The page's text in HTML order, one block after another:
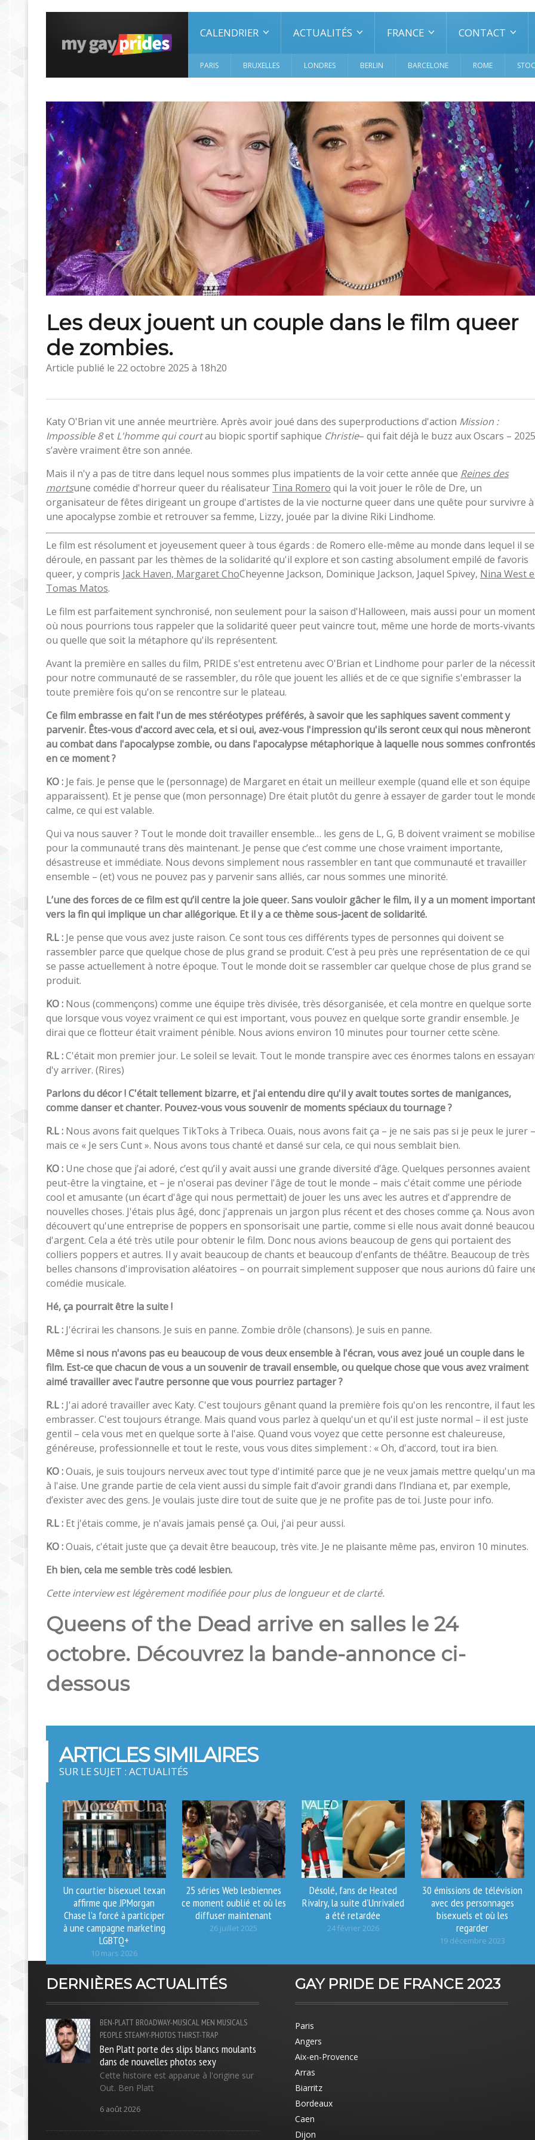
CALENDRIER ACTUALITÉS FRANCE CONTACT
PARIS BRUXELLES LONDRES BERLIN BARCELONE ROME
Les deux jouent un couple dans le film queer
de zombies.
Article publié le 22 octobre 2025 à 18h20
Katy O'Brian vit une année meurtrière. Après avoir joué dans des superproductions d'action Mission :
Impossible 8et L'homme qui courtau biopic sportif saphique Christie– qui fait déjà le buzz aux Oscars – 2025
s’avère vraiment être son année.
Mais il n'y a pas de titre dans lequel nous sommes plus impatients de la voir cette année que Reines des
mortsune comédie d'horreur queer du réalisateur Tina Romero qui la voit jouer le rôle de Dre, un
organisateur de fêtes dirigeant un groupe d'artistes de la vie nocturne queer dans une quête pour survivre à
une apocalypse zombie et retrouver sa femme, Lizzy, jouée par la divine Riki Lindhome.
Le film est résolument et joyeusement queer à tous égards : de Romero elle-même au monde dans lequel il se
déroule, en passant par les thèmes de la solidarité qu'il explore et son casting absolument empilé de favoris
queer, y compris Jack Haven, Margaret ChoCheyenne Jackson, Dominique Jackson, Jaquel Spivey, Nina West
Tomas Matos.
Le film est parfaitement synchronisé, non seulement pour la saison d'Halloween, mais aussi pour un moment
où nous pourrions tous rappeler que la solidarité queer peut vaincre tout, même une horde de morts-
ou quelle que soit la métaphore qu'ils représentent.
Avant la première en salles du film, PRIDE s'est entretenu avec O'Brian et Lindhome pour parler de la
pour notre communauté de se rassembler, du rôle que jouent les alliés et de ce que signifie s'embrasser la
toute première fois qu'on se rencontre sur le plateau.
Ce film embrasse en fait l'un de mes stéréotypes préférés, à savoir que les saphiques savent comment y
parvenir. Êtes-vous d'accord avec cela, et si oui, avez-vous l'impression qu'ils seront ceux qui nous mèneront
au combat dans l'apocalypse zombie, ou dans l'apocalypse métaphorique à laquelle nous sommes confrontés
en ce moment ?
KO : Je fais. Je pense que le (personnage) de Margaret en était un meilleur exemple (quand elle et son équipe
apparaissent). Et je pense que (mon personnage) Dre était plutôt du genre à essayer de garder tout le
calme, ce qui est valable.
Qui va nous sauver ? Tout le monde doit travailler ensemble… les gens de L, G, B doivent vraiment se
pour la communauté trans dès maintenant. Je pense que c’est comme une chose vraiment importante,
désastreuse et immédiate. Nous devons simplement nous rassembler en tant que communauté et travailler
ensemble – (et) vous ne pouvez pas y parvenir sans alliés, car nous sommes une minorité.
L’une des forces de ce film est qu’il centre la joie queer. Sans vouloir gâcher le film, il y a un moment important
vers la fin qui implique un char allégorique. Et il y a ce thème sous-jacent de solidarité.
R.L : Je pense que vous avez juste raison. Ce sont tous ces différents types de personnes qui doivent se
rassembler parce que quelque chose de plus grand se produit. C’est à peu près une représentation de ce qui
se passe actuellement à notre époque. Tout le monde doit se rassembler car quelque chose de plus grand se
produit.
KO : Nous (commençons) comme une équipe très divisée, très désorganisée, et cela montre en quelque sorte
que lorsque vous voyez vraiment ce qui est important, vous pouvez en quelque sorte grandir ensemble. Je
dirai que ce flotteur était vraiment pénible. Nous avions environ 10 minutes pour tourner cette scène.
R.L :C'était mon premier jour. Le soleil se levait. Tout le monde transpire avec ces énormes talons en
d'y arriver. (Rires)
Parlons du décor ! C'était tellement bizarre, et j'ai entendu dire qu'il y avait toutes sortes de manigances,
comme danser et chanter. Pouvez-vous vous souvenir de moments spéciaux du tournage ?
R.L : Nous avons fait quelques TikToks à Tribeca. Ouais, nous avons fait ça – je ne sais pas si je peux le jurer –
mais ce « Je sers Cunt ». Nous avons tous chanté et dansé sur cela, ce qui nous semblait bien.
KO : Une chose que j’ai adoré, c’est qu’il y avait aussi une grande diversité d’âge. Quelques personnes avaient
peut-être la vingtaine, et – je n'oserai pas deviner l'âge de tout le monde – mais c'était comme une période
cool et amusante (un écart d'âge qui nous permettait) de jouer les uns avec les autres et d'apprendre de
nouvelles choses. J'étais plus âgé, donc j'apprenais un jargon plus récent et des choses comme ça. Nous
découvert qu'une entreprise de poppers en sponsorisait une partie, comme si elle nous avait donné
d'argent. Cela a été très utile pour obtenir le film. Donc nous avions beaucoup de gens qui portaient des
colliers poppers et autres. Il y avait beaucoup de chants et beaucoup d'enfants de théâtre. Beaucoup de très
belles chansons d'improvisation aléatoires – on pourrait simplement supposer que nous aurions dû faire
comédie musicale.
Hé, ça pourrait être la suite !
R.L : J'écrirai les chansons. Je suis en panne. Zombie drôle (chansons). Je suis en panne.
Même si nous n'avons pas eu beaucoup de vous deux ensemble à l'écran, vous avez joué un couple dans le
film. Est-ce que chacun de vous a un souvenir de travail ensemble, ou quelque chose que vous avez vraiment
aimé travailler avec l'autre personne que vous pourriez partager ?
R.L : J'ai adoré travailler avec Katy. C'est toujours gênant quand la première fois qu'on les rencontre, il faut les
embrasser. C'est toujours étrange. Mais quand vous parlez à quelqu'un et qu'il est juste normal – il est juste
gentil – cela vous met en quelque sorte à l'aise. Quand vous voyez que cette personne est chaleureuse,
généreuse, professionnelle et tout le reste, vous vous dites simplement : « Oh, d'accord, tout ira bien.
KO :Ouais, je suis toujours nerveux avec tout type d'intimité parce que je ne veux jamais mettre quelqu'un
à l'aise. Une grande partie de cela vient aussi du simple fait d’avoir grandi dans l’Indiana et, par exemple,
d’exister avec des gens. Je voulais juste dire tout de suite que je ne profite pas de toi. Juste pour info.
R.L : Et j'étais comme, je n'avais jamais pensé ça. Oui, j'ai peur aussi.
KO :Ouais, c'était juste que ça devait être beaucoup, très vite. Je ne plaisante même pas, environ 10 minutes.
Eh bien, cela me semble très codé lesbien.
Cette interview est légèrement modifiée pour plus de longueur et de clarté.
Queens of the Dead arrive en salles le 24
octobre. Découvrez la bande-annonce ci-
dessous
ARTICLES SIMILAIRES
SUR LE SUJET : ACTUALITÉS
Un courtier bisexuel texan
affirme que JPMorgan
Chase l'a forcé à participer
à une campagne marketing
LGBTQ+
10 mars 2026
25 séries Web lesbiennes
ce moment oublié et où les
diffuser maintenant
26 juillet 2025
Désolé, fans de Heated
Rivalry, la suite d'Unrivaled
a été retardée
24 février 2026
30 émissions de télévision
avec des personnages
bisexuels et où les
regarder
19 décembre 2023
DERNIÈRES ACTUALITÉS
BEN-PLATT BROADWAY-MUSICAL MEN MUSICALS
PEOPLE STEAMY-PHOTOSTHIRST-TRAP
Ben Platt porte des slips blancs moulants
dans de nouvelles photos sexy
Cette histoire est apparue à l'origine sur
Out. Ben Platt
6 août 2026
GAY PRIDE DE FRANCE 2023
Paris
Angers
Aix-en-Provence
Arras
Biarritz
Bordeaux
Caen
Dijon